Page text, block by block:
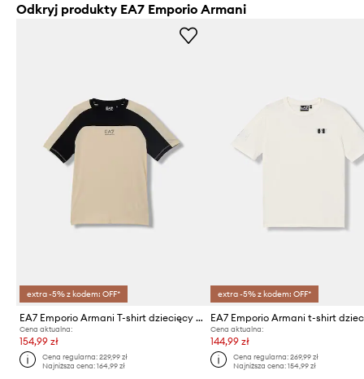
Odkryj produkty EA7 Emporio Armani
extra -5% z kodem: OFF*
EA7 Emporio Armani T-shirt dziecięcy bawełniany
Cena aktualna:
154,99 zł
Cena regularna:229,99 zł
Najniższa cena:164,99 zł
extra -5% z kodem: OFF*
EA7 Emporio Armani t-shirt
Cena aktualna:
144,99 zł
Cena regularna: 269,99 zł
Najniższa cena: 154,99 zł